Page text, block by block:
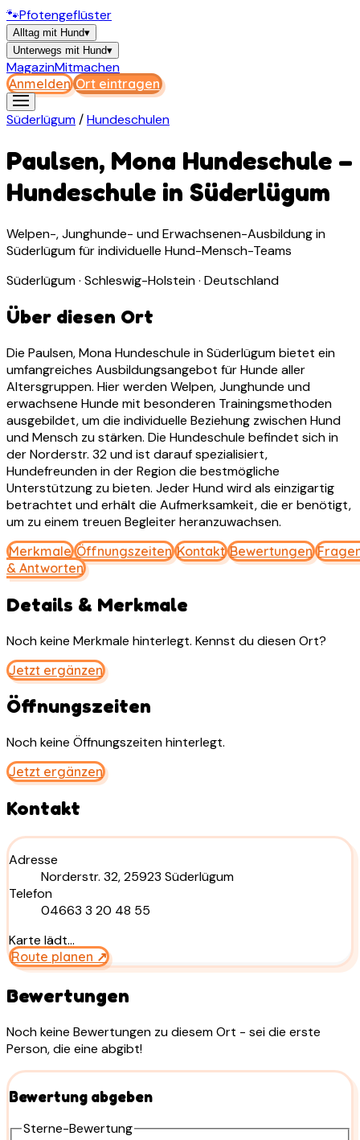
🐾Pfotengeflüster
Alltag mit Hund▾
Unterwegs mit Hund▾
MagazinMitmachen
Anmelden Ort eintragen
Süderlügum/Hundeschulen
Paulsen, Mona Hundeschule –
Hundeschule in Süderlügum
Welpen-, Junghunde- und Erwachsenen-Ausbildung in
Süderlügum für individuelle Hund-Mensch-Teams
Süderlügum · Schleswig-Holstein · Deutschland
Über diesen Ort
Die Paulsen, Mona Hundeschule in Süderlügum bietet ein
umfangreiches Ausbildungsangebot für Hunde aller
Altersgruppen. Hier werden Welpen, Junghunde und
erwachsene Hunde mit besonderen Trainingsmethoden
ausgebildet, um die individuelle Beziehung zwischen Hund
und Mensch zu stärken. Die Hundeschule befindet sich in
der Norderstr. 32 und ist darauf spezialisiert,
Hundefreunden in der Region die bestmögliche
Unterstützung zu bieten. Jeder Hund wird als einzigartig
betrachtet und erhält die Aufmerksamkeit, die er benötigt,
um zu einem treuen Begleiter heranzuwachsen.
Merkmale Öffnungszeiten Kontakt Bewertungen
& Antworten
Details & Merkmale
Noch keine Merkmale hinterlegt. Kennst du diesen Ort?
Jetzt ergänzen
Öffnungszeiten
Noch keine Öffnungszeiten hinterlegt.
Jetzt ergänzen
Kontakt
Adresse
Norderstr. 32, 25923 Süderlügum
Telefon
04663 3 20 48 55
Karte lädt…
Route planen ↗
Bewertungen
Noch keine Bewertungen zu diesem Ort - sei die erste
Person, die eine abgibt!
Bewertung abgeben
Sterne-Bewertung